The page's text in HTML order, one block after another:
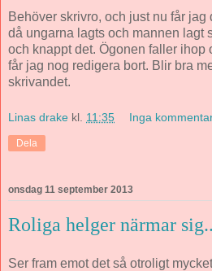
Behöver skrivro, och just nu får
då ungarna lagts och mannen lagt
och knappt det. Ögonen faller ihop
får jag nog redigera bort. Blir bra
skrivandet.
Linas drake kl. 11:35 Inga
Dela
onsdag 11 september 2013
Roliga helger närmar
Ser fram emot det så otroligt